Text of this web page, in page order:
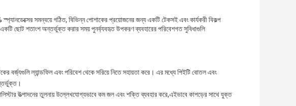
সমন্বয়ে গঠিত, বিভিন্ন পোশাকের প্রয়োজনের জন্য একটি টেকসই এবং কার্যকরী বিকল্প
ছোট শতাংশ অন্তর্ভুক্ত করার সময় পুনর্ব্যবহৃত উপকরণ ব্যবহারের পরিবেশগত সুবিধাগুলি
বর্জ্যগুলি ল্যান্ডফিল এবং পরিবেশ থেকে সরিয়ে নিতে সহায়তা করে। এর মধ্যে পিইটি বোতল এবং
পলিস্টার উত্পাদনের তুলনায় উল্লেখযোগ্যভাবে কম জল এবং শক্তি ব্যবহার করে,এইভাবে কাপড়ের সাথে যুক্ত